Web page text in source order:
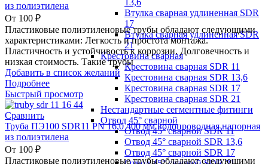
13,6
Втулка сварная удлиненная SDR
17
Втулка сварная удлиненная SDR
21
Крестовина сварная
Крестовина сварная SDR 11
Крестовина сварная SDR 13,6
Крестовина сварная SDR 17
Крестовина сварная SDR 21
Нестандартные сегментные фитинги
Отвод 45° сварной
Отвод 45° сварной SDR 11
Отвод 45° сварной SDR 13,6
Отвод 45° сварной SDR 17
из полиэтилена
От 100 ₽
Пластиковые полиэтиленовые трубы обладают следующими
характеристиками: Легкость и простота монтажа.
Пластичность и устойчивость к коррозии. Долговечность и
низкая стоимость. Такие трубы
Добавить в список желаний
Подробнее
Быстрый просмотр
Сравнить
Труба ПЭ100 SDR11 PN 16,0 400 мм водопроводная напорная
из полиэтилена
От 100 ₽
Пластиковые полиэтиленовые трубы обладают следующими